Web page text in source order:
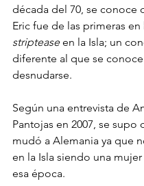
década del 70, se conoce
Eric fue de las primeras en
striptease en la Isla; un
diferente al que se
desnudarse.
Según una entrevista de
Pantojas en 2007, se supo
mudó a Alemania ya que
en la Isla siendo una mujer
esa época.